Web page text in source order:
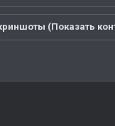
(Показать